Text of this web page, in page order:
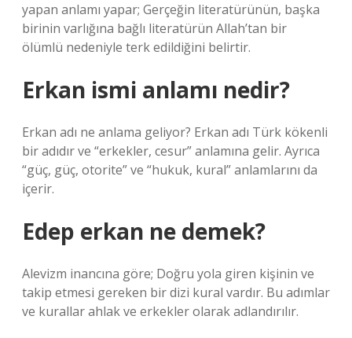
yapan anlamı yapar; Gerçeğin literatürünün, başka
birinin varlığına bağlı literatürün Allah’tan bir
ölümlü nedeniyle terk edildiğini belirtir.
Erkan ismi anlamı nedir?
Erkan adı ne anlama geliyor? Erkan adı Türk kökenli
bir adıdır ve “erkekler, cesur” anlamına gelir. Ayrıca
“güç, güç, otorite” ve “hukuk, kural” anlamlarını da
içerir.
Edep erkan ne demek?
Alevizm inancına göre; Doğru yola giren kişinin ve
takip etmesi gereken bir dizi kural vardır. Bu adımlar
ve kurallar ahlak ve erkekler olarak adlandırılır.